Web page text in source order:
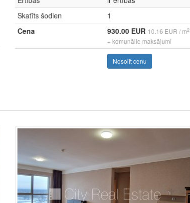
Skatīts šodien
1
Cena
930.00 EUR 10.16 EUR / m2
+ komunālie maksājumi
Nosolīt cenu